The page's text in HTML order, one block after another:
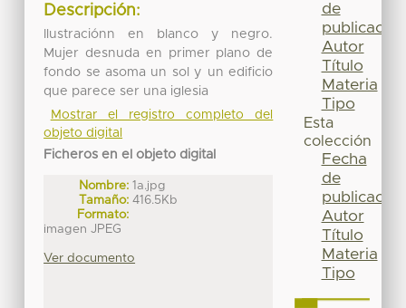
Descripción:
Ilustraciónn en blanco y negro.
Mujer desnuda en primer plano de
fondo se asoma un sol y un edificio
que parece ser una iglesia
Mostrar el registro completo del
objeto digital
Ficheros en el objeto digital
Nombre: 1a.jpg
Tamaño: 416.5Kb
Formato:
imagen JPEG
Ver documento
de
publicación
Autor
Título
Materia
Tipo
Esta
colección
Fecha
de
publicación
Autor
Título
Materia
Tipo